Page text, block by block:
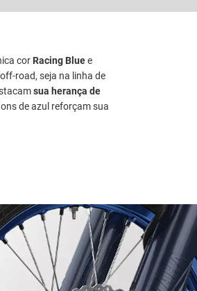
cor Racing Bluee
road, seja na linha de
sua herança de
de azul reforçam sua